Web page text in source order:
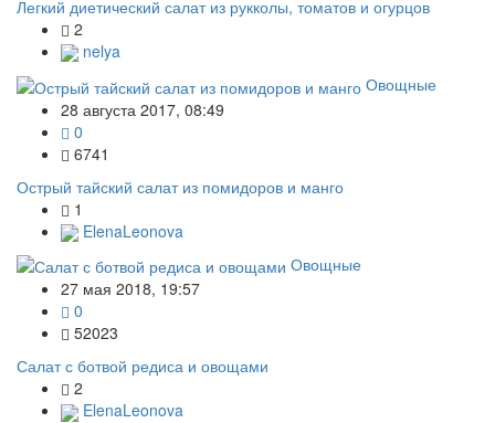
Легкий диетический салат из рукколы, томатов и огурцов
2
nelya
Овощные
28 августа 2017, 08:49
0
6741
Острый тайский салат из помидоров и манго
1
ElenaLeonova
Овощные
27 мая 2018, 19:57
0
52023
Салат с ботвой редиса и овощами
2
ElenaLeonova